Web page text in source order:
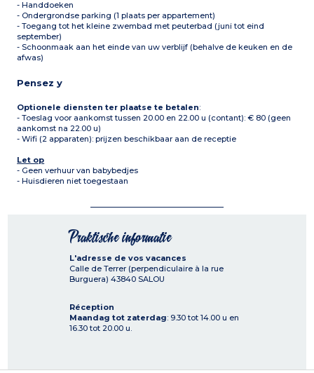
- Handdoeken
- Ondergrondse parking (1 plaats per appartement)
- Toegang tot het kleine zwembad met peuterbad (juni tot eind
september)
- Schoonmaak aan het einde van uw verblijf (behalve de keuken en de
afwas)
Pensez y
Optionele diensten ter plaatse te betalen:
- Toeslag voor aankomst tussen 20.00 en 22.00 u (contant): € 80 (geen
aankomst na 22.00 u)
- Wifi (2 apparaten): prijzen beschikbaar aan de receptie
Let op
- Geen verhuur van babybedjes
- Huisdieren niet toegestaan
Praktische informatie
L'adresse de vos vacances
Calle de Terrer (perpendiculaire à la rue
Burguera) 43840 SALOU
Réception
Maandag tot zaterdag: 9.30 tot 14.00 u en
16.30 tot 20.00 u.